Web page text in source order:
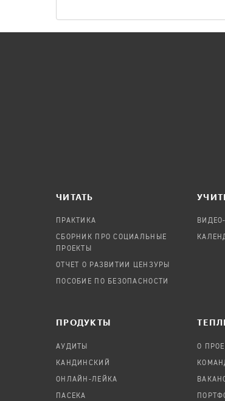
ЧИТАТЬ
ПРАКТИКА
СБОРНИК ПРО СОЦИАЛЬНЫЕ
ПРОЕКТЫ
ОТЧЕТ О РАЗВИТИИ ЦЕНЗУРЫ
ПОСОБИЕ ПО БЕЗОПАСНОСТИ
ПРОДУКТЫ
АУДИТЫ
КАНДИНСКИЙ
ОНЛАЙН-ЛЕЙКА
ПАСЕКА
О